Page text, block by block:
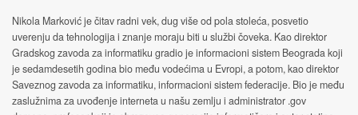
Nikola Marković je čitav radni vek, dug više od pola stoleća, posvetio
uverenju da tehnologija i znanje moraju biti u službi čoveka. Kao direktor
Gradskog zavoda za informatiku gradio je informacioni sistem Beograda koji
je sedamdesetih godina bio među vodećima u Evropi, a potom, kao direktor
Saveznog zavoda za informatiku, informacioni sistem federacije. Bio je među
zaslužnima za uvođenje interneta u našu zemlju i administrator .gov